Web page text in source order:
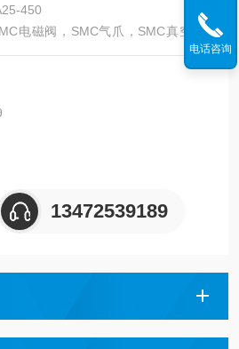
450
电磁阀，SMC气爪，SMC真空发生
，SMC减压阀，SMC油雾器，SMC接
器，SMC压力表，SMC气缸，SMC传
压力开关,SMC,日本SMC——上海天
13472539189
电话咨询